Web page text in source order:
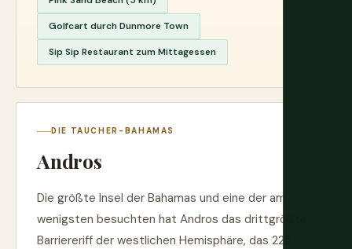
Golfcart durch Dunmore Town
Sip Sip Restaurant zum Mittagessen
DIE TAUCHER-BAHAMAS
Andros
Die größte Insel der Bahamas und eine der am
wenigsten besuchten hat Andros das drittgrößte
Barriereriff der westlichen Hemisphäre, das 225